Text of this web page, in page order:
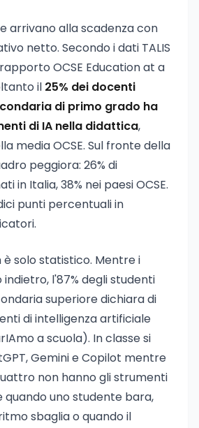
arrivano alla scadenza con
netto. Secondo i dati TALIS
OCSE Education at a
il 25% dei docenti
di primo grado ha
di IA nella didattica,
media OCSE. Sul fronte della
peggiora: 26% di
in Italia, 38% nei paesi OCSE.
punti percentuali in
solo statistico. Mentre i
l'87% degli studenti
superiore dichiara di
di intelligenza artificiale
a scuola). In classe si
Gemini e Copilot mentre
non hanno gli strumenti
uno studente bara,
sbaglia o quando il